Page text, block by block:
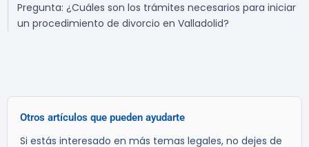
Pregunta: ¿Cuáles son los trámites necesarios para iniciar
un procedimiento de divorcio en Valladolid?
Otros artículos que pueden ayudarte
Si estás interesado en más temas legales, no dejes de